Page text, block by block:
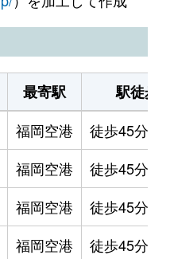
福岡空港
徒歩14分
福岡空港
徒歩28分
福岡空港
徒歩14分
福岡空港
徒歩18分
福岡空港
徒歩18分
福岡空港
徒歩45分
最寄駅
駅徒歩
福岡空港
徒歩45分
福岡空港
徒歩45分
福岡空港
徒歩45分
福岡空港 徒歩45分